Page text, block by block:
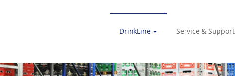
DrinkLine Service & Support